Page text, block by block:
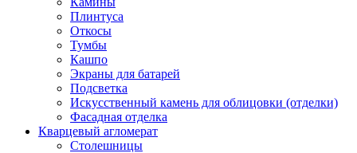
Плинтуса
Откосы
Тумбы
Кашпо
Экраны для батарей
Подсветка
Искусственный камень для облицовки (отделки)
Фасадная отделка
Кварцевый агломерат
Столешницы